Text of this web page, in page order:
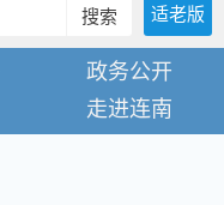
搜索 适老版
政务公开
走进连南